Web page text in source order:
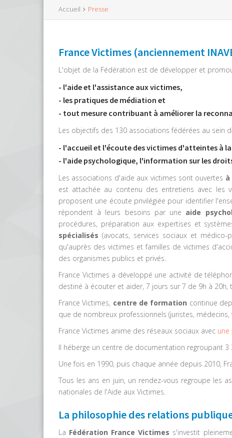
Accueil Presse
France Victimes (anciennement
L'objet de la Fédération est de développer et
- l'aide et l'assistance aux victimes,
- les pratiques de médiation et
- tout mesure contribuant à améliorer la
Les objectifs des 130 associations fédérées au sein
- l'accueil et l'écoute des victimes d'atteintes à
- l'aide psychologique, l'information sur les
Les associations d'aide aux victimes sont ouvertes
est attachée au contenu des entretiens avec les
proposent une écoute privilégiée pour identifier
répondent à leurs besoins par une aide
procédures, préparation aux expertises et
spécialisés (avocats, services sociaux et
qu'auprès des victimes et familles de victimes
des organismes publics et privés.
France Victimes a développé une activité de
destiné à écouter et aider, 7 jours sur 7 de 9h à
France Victimes, centre de formation continue
que de nombreux professionnels (juristes, médecins,
France Victimes anime des réseaux sociaux avec une
Il héberge un centre de documentation regroupant
Une fois en 1990, puis chaque année depuis 2010,
Tous les ans en juin, un rendez-vous regroupe les
nationales de l'Aide aux Victimes.
La philosophie des relations
La Fédération France Victimes s'investit